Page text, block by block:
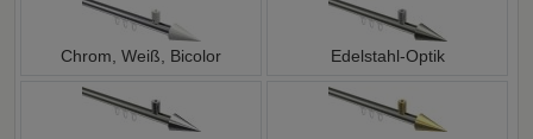
Chrom, Weiß, Bicolor Edelstahl-Optik